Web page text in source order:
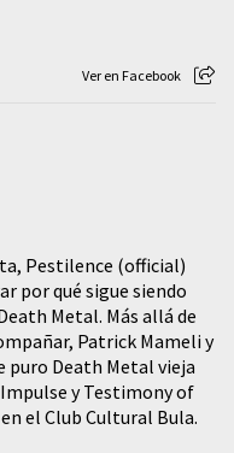
Ver en Facebook
Pestilence (official)
por qué sigue siendo
Metal. Más allá de
Patrick Mameli y
puro Death Metal vieja
y Testimony of
el Club Cultural Bula.